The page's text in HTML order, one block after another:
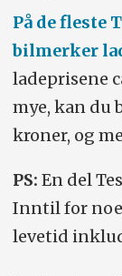
På de fleste
bilmerker
ladeprisene
mye, kan du
kroner, og
PS: En del
Inntil for
levetid